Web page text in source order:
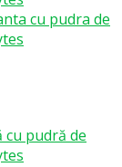
cu pudră de